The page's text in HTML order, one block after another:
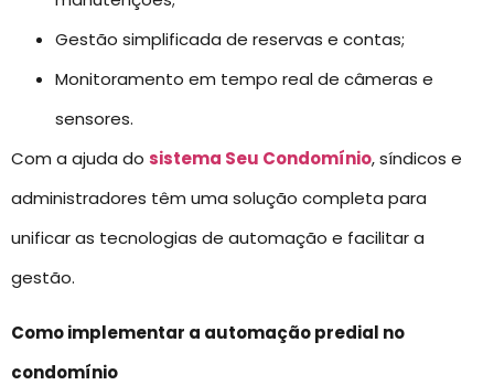
Gestão simplificada de reservas e contas;
Monitoramento em tempo real de câmeras e
sensores.
Com a ajuda do sistema Seu Condomínio, síndicos e
administradores têm uma solução completa para
unificar as tecnologias de automação e facilitar a
gestão.
Como implementar a automação predial no
condomínio